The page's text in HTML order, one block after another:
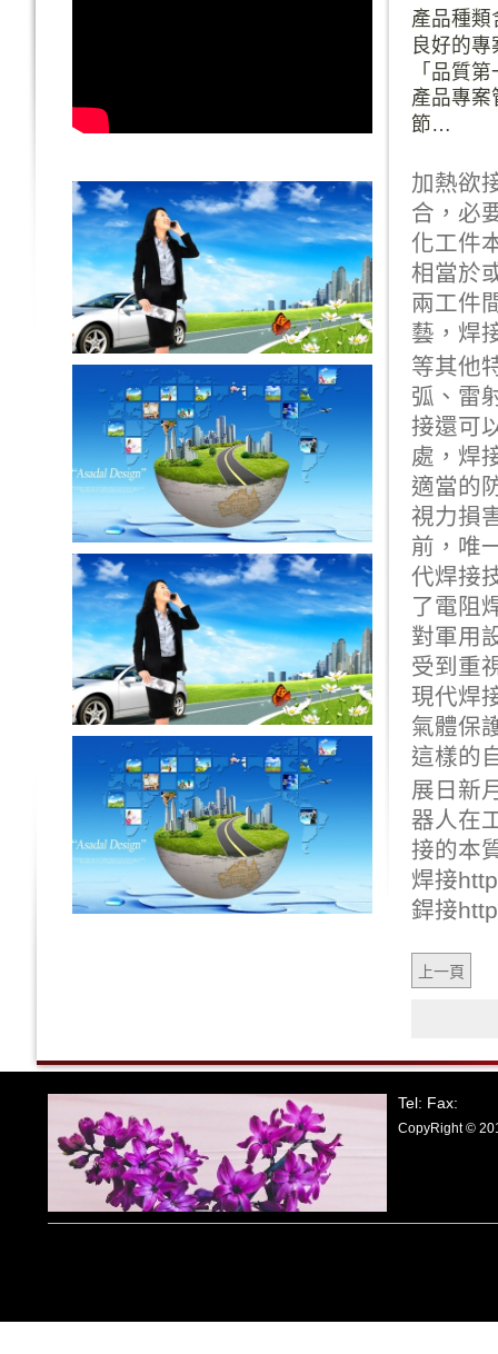
產品種類
良好的
「品質
產品專案
節…
加熱欲
合，必
化工件
相當於
兩工件
藝，焊
等其他
弧、雷
接還可
處，焊
適當的
視力損
前，唯
代焊接
了電阻
對軍用
受到重
現代焊
氣體保
這樣的
展日新
器人在
接的本
焊接
銲接
上一頁
Tel: Fax:
CopyRight ©